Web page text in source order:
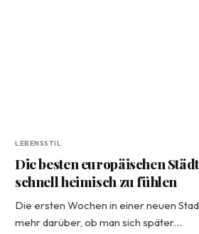
LEBENSSTIL
Die besten europäischen
schnell heimisch zu fühlen
Die ersten Wochen in einer neuen
mehr darüber, ob man sich später…